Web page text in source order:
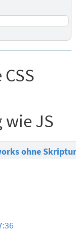
JS
ohne